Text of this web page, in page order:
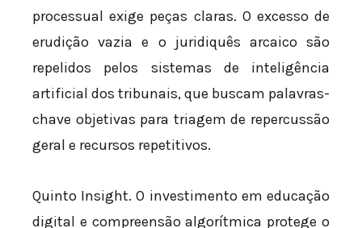
processual exige peças claras. O excesso de
erudição vazia e o juridiquês arcaico são
repelidos pelos sistemas de inteligência
artificial dos tribunais, que buscam palavras-
chave objetivas para triagem de repercussão
geral e recursos repetitivos.
Quinto Insight. O investimento em educação
digital e compreensão algorítmica protege o